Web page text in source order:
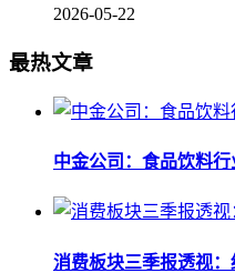
2026-05-22
最热文章
中金公司：食品饮料
消费板块三季报透视